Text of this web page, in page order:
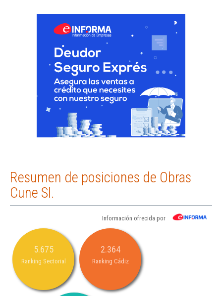
Resumen de posiciones de Obras
Cune Sl.
Información ofrecida por
5.675
Ranking Sectorial
2.364
Ranking Cádiz